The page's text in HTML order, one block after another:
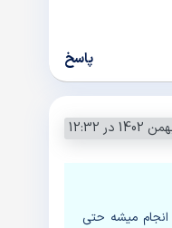
پاسخ
انجام میشه حتی